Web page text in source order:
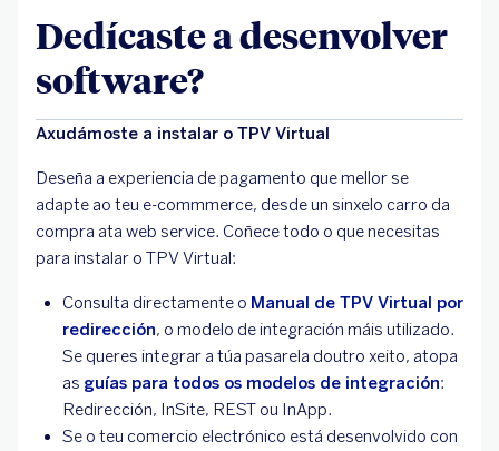
Dedícaste a desenvolver
software?
Axudámoste a instalar o TPV Virtual
Deseña a experiencia de pagamento que mellor se
adapte ao teu e-commmerce, desde un sinxelo carro da
compra ata web service. Coñece todo o que necesitas
para instalar o TPV Virtual:
Consulta directamente o Manual de TPV Virtual por
redirección, o modelo de integración máis utilizado.
Se queres integrar a túa pasarela doutro xeito, atopa
as guías para todos os modelos de integración:
Redirección, InSite, REST ou InApp.
Se o teu comercio electrónico está desenvolvido con